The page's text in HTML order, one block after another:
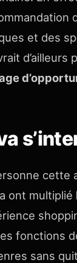
et des
d’ailleurs
cette
ont multiplié
fonctions
sans